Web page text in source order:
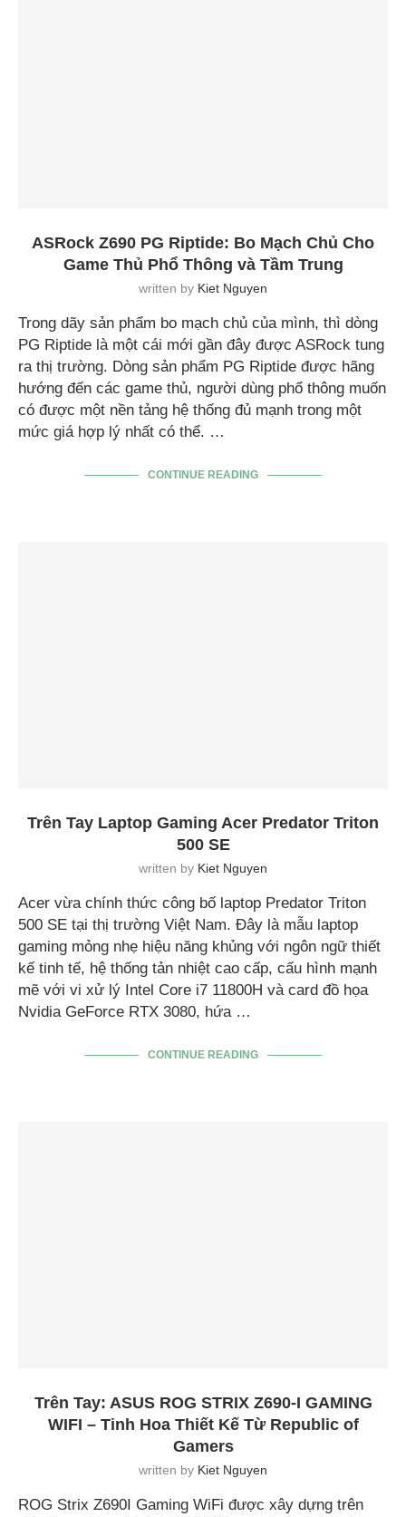
ASRock Z690 PG Riptide: Bo Mạch Chủ Cho
Game Thủ Phổ Thông và Tầm Trung
written by Kiet Nguyen
Trong dãy sản phẩm bo mạch chủ của mình, thì dòng
PG Riptide là một cái mới gần đây được ASRock tung
ra thị trường. Dòng sản phẩm PG Riptide được hãng
hướng đến các game thủ, người dùng phổ thông muốn
có được một nền tảng hệ thống đủ mạnh trong một
mức giá hợp lý nhất có thể. …
CONTINUE READING
Trên Tay Laptop Gaming Acer Predator Triton
500 SE
written by Kiet Nguyen
Acer vừa chính thức công bố laptop Predator Triton
500 SE tại thị trường Việt Nam. Đây là mẫu laptop
gaming mỏng nhẹ hiệu năng khủng với ngôn ngữ thiết
kế tinh tế, hệ thống tản nhiệt cao cấp, cấu hình mạnh
mẽ với vi xử lý Intel Core i7 11800H và card đồ họa
Nvidia GeForce RTX 3080, hứa …
CONTINUE READING
Trên Tay: ASUS ROG STRIX Z690-I GAMING
WIFI – Tinh Hoa Thiết Kế Từ Republic of
Gamers
written by Kiet Nguyen
ROG Strix Z690I Gaming WiFi được xây dựng trên